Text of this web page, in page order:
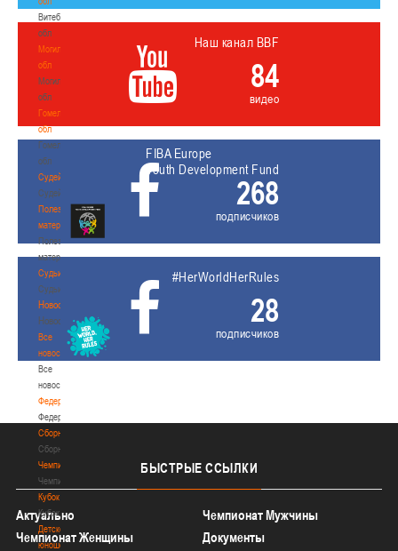
Витебская
обл
Могилевская
обл
Могилевская
обл
Гомельская
обл
Гомельская
обл
Судейство
Судейство
Полезные
материалы
Полезные
материалы
Судьи
Судьи
Новости
Новости
Все
новости
Все
новости
Федерация
Федерация
Сборные
Сборные
Чемпионат
Чемпионат
Кубок
Кубок
Детско-
юношеские
Наш канал BBF
84
видео
FIBA Europe
Youth Development Fund
268
подписчиков
#HerWorldHerRules
28
подписчиков
БЫСТРЫЕ ССЫЛКИ
Актуально
Чемпионат Мужчины
Чемпионат Женщины
Документы